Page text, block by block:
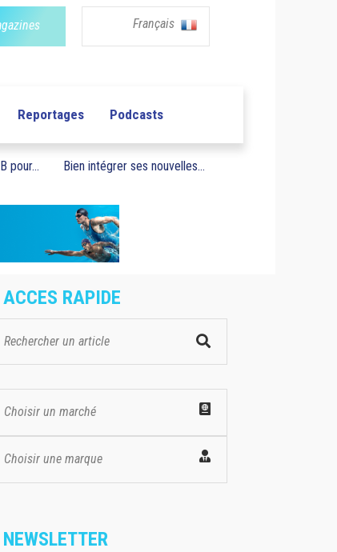
Français
Reportages Podcasts
pour... Bien intégrer ses nouvelles...
ACCES RAPIDE
Choisir un marché
Choisir une marque
NEWSLETTER